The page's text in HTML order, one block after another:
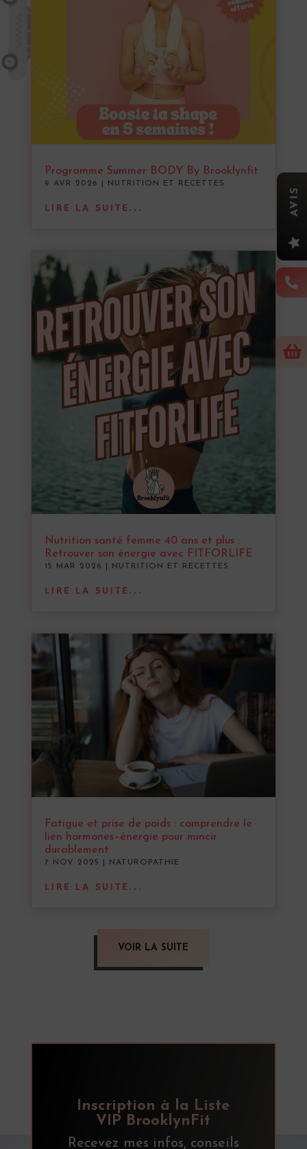
Programme Summer BODY By Brooklynfit
9 AVR 2026 NUTRITION ET RECETTES
LIRE LA SUITE...
Nutrition santé femme 40 ans et plus :
Retrouver son énergie avec FITFORLIFE
15 MAR 2026 NUTRITION ET RECETTES
LIRE LA SUITE...
Fatigue et prise de poids : comprendre le
lien hormones–énergie pour mincir
durablement
7 NOV 2025 NATUROPATHIE
LIRE LA SUITE...
VOIR LA SUITE
Inscription à la Liste
VIP BrooklynFit
Recevez mes infos, conseils



AVIS